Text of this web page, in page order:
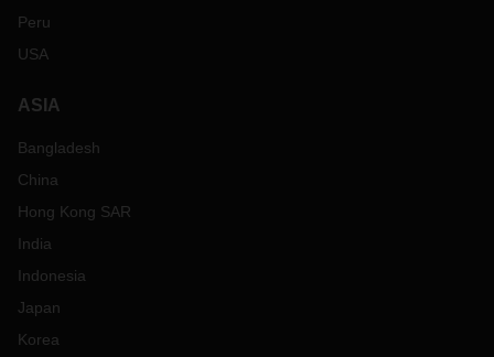
Peru
USA
ASIA
Bangladesh
China
Hong Kong SAR
India
Indonesia
Japan
Korea